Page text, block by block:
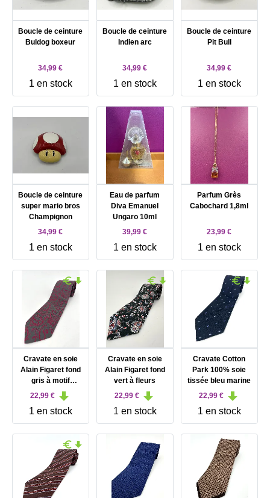
Boucle de ceinture
Buldog boxeur
34,99 €
1 en stock
Boucle de ceinture
Indien arc
34,99 €
1 en stock
Boucle de ceinture
Pit Bull
34,99 €
1 en stock
Boucle de ceinture
super mario bros
Champignon
34,99 €
1 en stock
Eau de parfum
Diva Emanuel
Ungaro 10ml
39,99 €
1 en stock
Parfum Grès
Cabochard 1,8ml
23,99 €
1 en stock
Cravate en soie
Alain Figaret fond
gris à motif
cachemire rouge
22,99 €
1 en stock
Cravate en soie
Alain Figaret fond
vert à fleurs
22,99 €
1 en stock
Cravate Cotton
Park 100% soie
tissée bleu marine
22,99 €
1 en stock